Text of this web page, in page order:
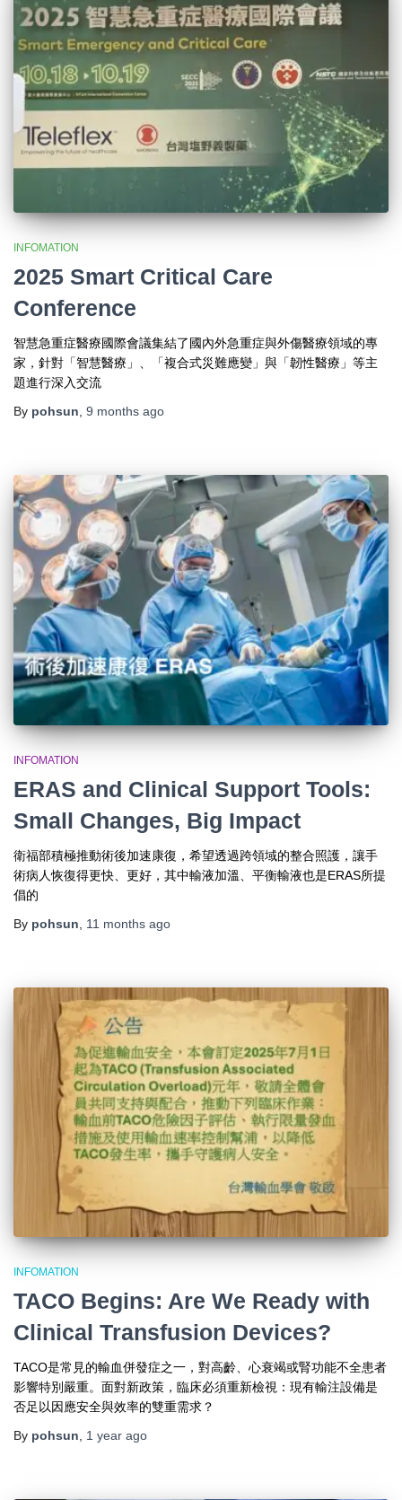
INFOMATION
2025 Smart Critical Care
Conference
智慧急重症醫療國際會議集結了國內外急重症與外傷醫療領域的專
家，針對「智慧醫療」、「複合式災難應變」與「韌性醫療」等主
題進行深入交流
By pohsun 9 months ago
INFOMATION
ERAS and Clinical Support Tools:
Small Changes, Big Impact
衛福部積極推動術後加速康復，希望透過跨領域的整合照護，讓手
術病人恢復得更快、更好，其中輸液加溫、平衡輸液也是ERAS所提
倡的
By pohsun 11 months ago
INFOMATION
TACO Begins: Are We Ready with
Clinical Transfusion Devices?
TACO是常見的輸血併發症之一，對高齡、心衰竭或腎功能不全患者
影響特別嚴重。面對新政策，臨床必須重新檢視：現有輸注設備是
否足以因應安全與效率的雙重需求？
By pohsun, 1 year ago